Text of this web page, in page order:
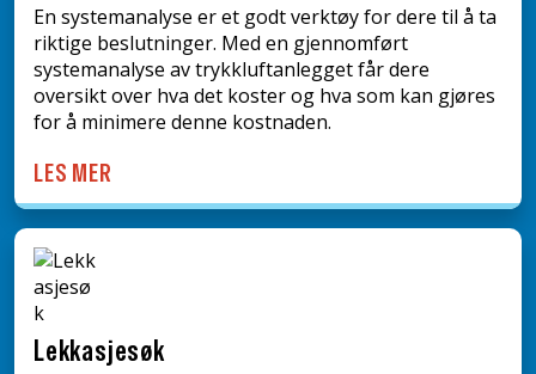
En systemanalyse er et godt verktøy for dere til å ta
riktige beslutninger. Med en gjennomført
systemanalyse av trykkluftanlegget får dere
oversikt over hva det koster og hva som kan gjøres
for å minimere denne kostnaden.
LES MER
Lekkasjesøk